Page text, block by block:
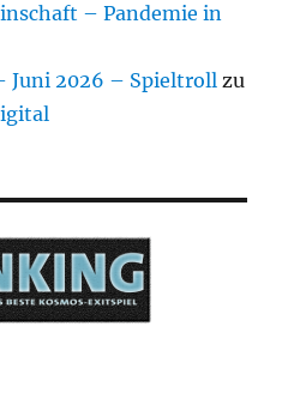
– Pandemie in
Juni 2026 – Spieltroll zu